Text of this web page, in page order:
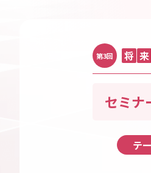
第3回 将 来
セミナ
テ